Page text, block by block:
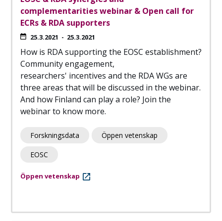
complementarities webinar & Open call for
ECRs & RDA supporters
25.3.2021 - 25.3.2021
How is RDA supporting the EOSC establishment?
Community engagement,
researchers' incentives and the RDA WGs are
three areas that will be discussed in the webinar.
And how Finland can play a role? Join the
webinar to know more.
Forskningsdata Öppen vetenskap
EOSC
Öppen vetenskap